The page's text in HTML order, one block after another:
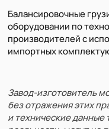
Балансировочные
оборудовании по
производителей с
импортных
Завод-изготовитель
без отражения этих
и технические данные